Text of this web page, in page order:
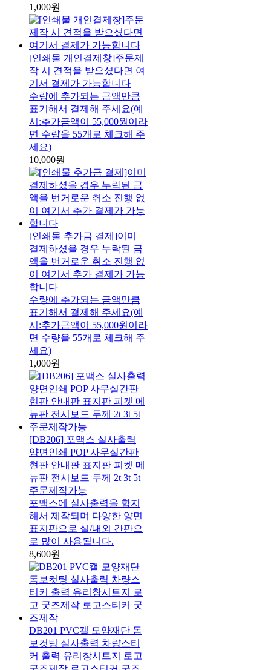
1,000원
[인쇄물 개인결제창]주문제
작 시 견적을 받으셨다면 여
기서 결제가 가능합니다
수량에 추가되는 금액만큼
표기해서 결제해 주세요(예
시:추가금액이 55,000원이라
면 수량을 55개로 체크해 주
세요)
10,000원
[인쇄물 추가금 결제]이미
결제하셨을 경우 누락된 금
액을 번거로운 취소 진행 없
이 여기서 추가 결제가 가능
합니다
수량에 추가되는 금액만큼
표기해서 결제해 주세요(예
시:추가금액이 55,000원이라
면 수량을 55개로 체크해 주
세요)
1,000원
[DB206] 포맥스 실사출력
양면인쇄 POP 사무실간판
현판 안내판 표지판 피켓 메
뉴판 전시보드 두께 2t 3t 5t
주문제작가능
포맥스에 실사출력을 합지
해서 제작되며 다양한 양면
표지판으로 실/내외 간판으
로 많이 사용됩니다.
8,600원
DB201 PVC캘 모양재단 돔
보컷팅 실사출력 차량스티
커 출력 유리창시트지 로고